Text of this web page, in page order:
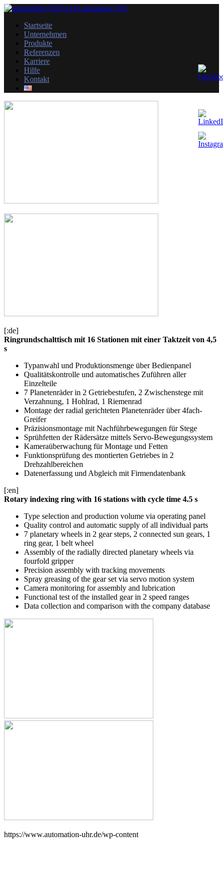
Startseite
Unternehmen
Produkte
Referenzen
Karriere
Hilfe
Kontakt
[:de]
Ringrundschalttisch mit 16 Stationen mit einer Taktzeit von 4,5
s
Typanwahl und Produktionsmenge über Bedienpanel
Qualitätskontrolle und automatisches Zuführen aller
Einzelteile
7 Planetenräder in 2 Getriebestufen, 2 Zwischenstege mit
Verzahnung, 1 Hohlrad, 1 Riemenrad
Montage der radial gerichteten Planetenräder über 4fach-
Greifer
Präzisionsmontage mit Nachführbewegungen für Stege
Sprühfetten der Rädersätze mittels Servo-Bewegungssystem
Kameraüberwachung für Montage und Fetten
Funktionsprüfung des montierten Getriebes in 2
Drehzahlbereichen
Datenerfassung und Abgleich mit Firmendatenbank
[:en]
Rotary indexing ring with 16 stations with cycle time 4.5 s
Type selection and production volume via operating panel
Quality control and automatic supply of all individual parts
7 planetary wheels in 2 gear steps, 2 connected sun gears, 1
ring gear, 1 belt wheel
Assembly of the radially directed planetary wheels via
fourfold gripper
Precision assembly with tracking movements
Spray greasing of the gear set via servo motion system
Camera monitoring for assembly and lubrication
Functional test of the installed gear in 2 speed ranges
Data collection and comparison with the company database
https://www.automation-uhr.de/wp-content